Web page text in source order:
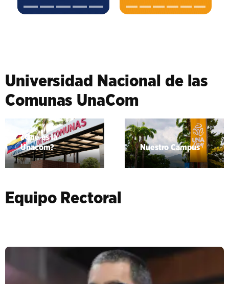
Universidad Nacional de las
Comunas UnaCom
¿Qué es la
Unacom?
Nuestro Campus
Equipo Rectoral